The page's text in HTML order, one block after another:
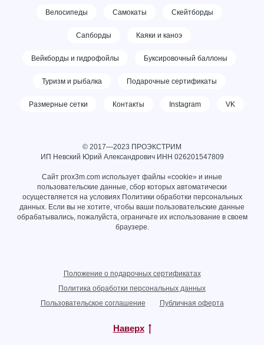
Велосипеды Самокаты Скейтборды
Сапборды Каяки и каноэ
Вейкборды и гидрофойлы Буксировочный баллоны
Туризм и рыбалка Подарочные сертификаты
Размерные сетки Контакты Instagram VK
© 2017—2023 ПРОЭКСТРИМ
ИП Невский Юрий Александрович ИНН 026201547809
Сайт prox3m.com использует файлы «cookie» и иные
пользовательские данные, сбор которых автоматически
осуществляется на условиях Политики обработки персональных
данных . Если вы не хотите, чтобы ваши пользовательские данные
обрабатывались, пожалуйста, ограничьте их использование в своем
браузере.
Положение о подарочных сертификатах
Политика обработки персональных данных
Пользовательское соглашение
Публичная оферта
Наверх